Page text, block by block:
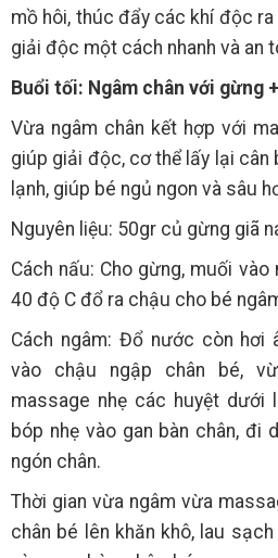
mồ hôi, thúc đẩy các khí độc
giải độc một cách nhanh và an
Buổi tối: Ngâm chân với gừng
Vừa ngâm chân kết hợp với
giúp giải độc, cơ thể lấy lại cân
lạnh, giúp bé ngủ ngon và sâu
Nguyên liệu: 50gr củ gừng giã
Cách nấu: Cho gừng, muối
40 độ C đổ ra chậu cho bé
Cách ngâm: Đổ nước còn hơi
vào chậu ngập chân bé,
massage nhẹ các huyệt dưới
bóp nhẹ vào gan bàn chân, đi
ngón chân.
Thời gian vừa ngâm vừa
chân bé lên khăn khô, lau